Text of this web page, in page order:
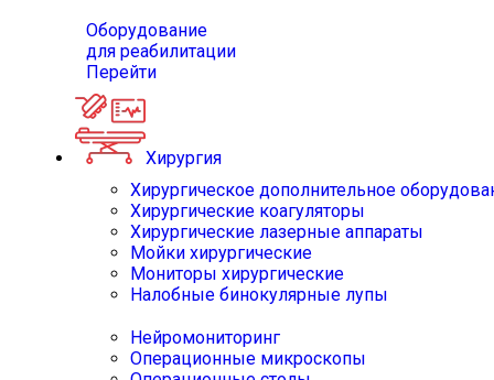
Оборудование
для реабилитации
Перейти
Хирургия
Хирургическое дополнительное
Хирургические коагуляторы
Хирургические лазерные аппараты
Мойки хирургические
Мониторы хирургические
Налобные бинокулярные лупы
Нейромониторинг
Операционные микроскопы